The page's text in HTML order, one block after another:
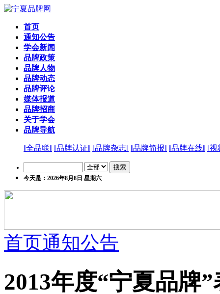
首页
通知公告
学会新闻
品牌政策
品牌人物
品牌动态
品牌评论
媒体报道
品牌招商
关于学会
品牌导航
‖全品联‖ ‖品牌认证‖ ‖品牌杂志‖ ‖品牌简报‖ ‖品牌在线‖ ‖
今天是：2026年8月8日 星期六
首页通知公告
2013年度“宁夏品牌